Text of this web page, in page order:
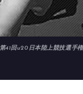
第41回u20日本陸上競技選手